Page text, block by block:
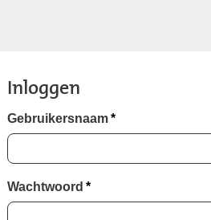
Inloggen
Gebruikersnaam *
Wachtwoord *